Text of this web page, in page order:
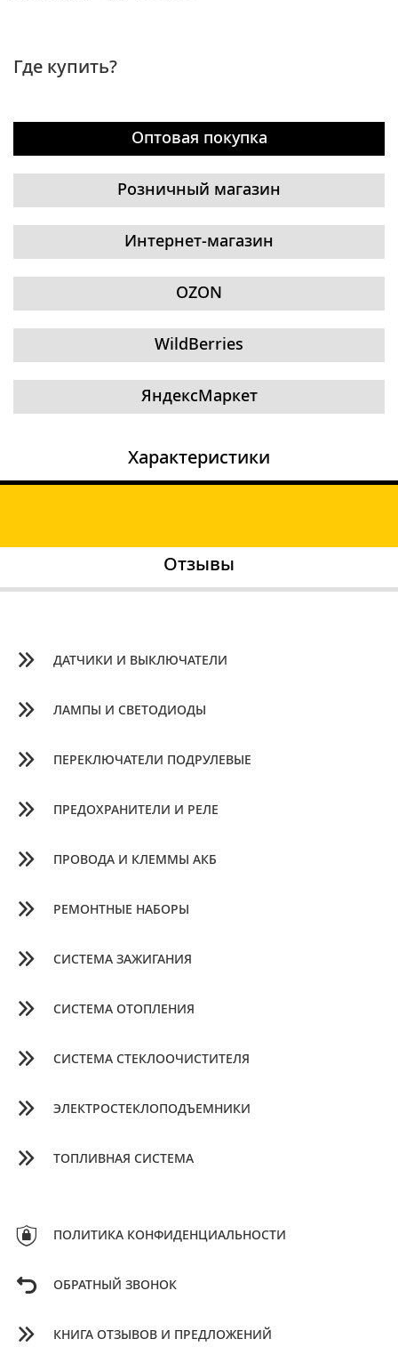
Где купить?
Оптовая покупка
Розничный магазин
Интернет-магазин
OZON
WildBerries
ЯндексМаркет
Характеристики
Отзывы
ДАТЧИКИ И ВЫКЛЮЧАТЕЛИ
ЛАМПЫ И СВЕТОДИОДЫ
ПЕРЕКЛЮЧАТЕЛИ ПОДРУЛЕВЫЕ
ПРЕДОХРАНИТЕЛИ И РЕЛЕ
ПРОВОДА И КЛЕММЫ АКБ
РЕМОНТНЫЕ НАБОРЫ
СИСТЕМА ЗАЖИГАНИЯ
СИСТЕМА ОТОПЛЕНИЯ
СИСТЕМА СТЕКЛООЧИСТИТЕЛЯ
ЭЛЕКТРОСТЕКЛОПОДЪЕМНИКИ
ТОПЛИВНАЯ СИСТЕМА
ПОЛИТИКА КОНФИДЕНЦИАЛЬНОСТИ
ОБРАТНЫЙ ЗВОНОК
КНИГА ОТЗЫВОВ И ПРЕДЛОЖЕНИЙ